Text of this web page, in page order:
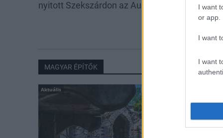
I want
or app.
I want
I want
nyitott Szekszárdon az Auchan
szombattól
csökken a
MAGYAR ÉPÍTŐK
Aktuális